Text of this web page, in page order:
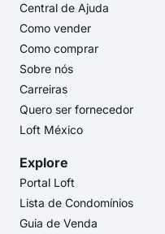
Central de Ajuda
Como vender
Como comprar
Sobre nós
Carreiras
Quero ser fornecedor
Loft México
Explore
Portal Loft
Lista de Condomínios
Guia de Venda